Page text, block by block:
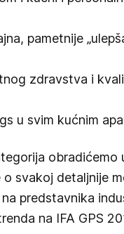
pametnije
zdravstva i
u svim kućnim
obradićemo
svakoj detaljnije
predstavnika
na IFA GPS